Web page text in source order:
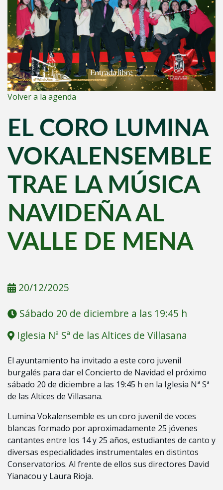
Volver a la agenda
EL CORO LUMINA
VOKALENSEMBLE
TRAE LA MÚSICA
NAVIDEÑA AL
VALLE DE MENA
20/12/2025
Sábado 20 de diciembre a las 19:45 h
Iglesia Nª Sª de las Altices de Villasana
El ayuntamiento ha invitado a este coro juvenil
burgalés para dar el Concierto de Navidad el próximo
sábado 20 de diciembre a las 19:45 h en la Iglesia Nª Sª
de las Altices de Villasana.
Lumina Vokalensemble es un coro juvenil de voces
blancas formado por aproximadamente 25 jóvenes
cantantes entre los 14 y 25 años, estudiantes de canto y
diversas especialidades instrumentales en distintos
Conservatorios. Al frente de ellos sus directores David
Yianacou y Laura Rioja.